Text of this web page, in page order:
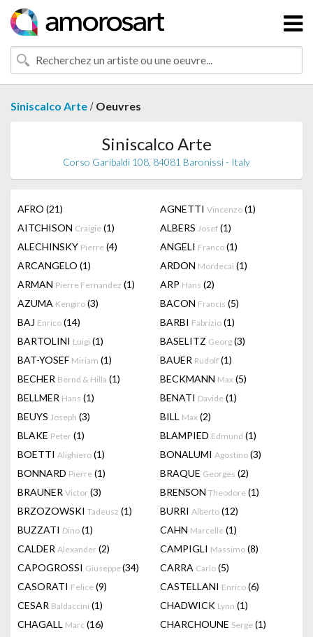
Siniscalco Arte / Oeuvres
Siniscalco Arte
Corso Garibaldi 108, 84081 Baronissi - Italy
AFRO (21) AGNETTI Vincenzo (1)
AITCHISON Craigie (1) ALBERS Josef (1)
ALECHINSKY Pierre (4) ANGELI Franco (1)
ARCANGELO (1) ARDON Mordecai (1)
ARMAN Pierre Fernandez (1) ARP Hans (2)
AZUMA Kengiro (3) BACON Francis (5)
BAJ Enrico (14) BARBI Fabrizio (1)
BARTOLINI Luigi (1) BASELITZ Georg (3)
BAT-YOSEF Miriam (1) BAUER Rudolf (1)
BECHER Bernd & Hilla (1) BECKMANN Max (5)
BELLMER Hans (1) BENATI Davide (1)
BEUYS Joseph (3) BILL Max (2)
BLAKE Peter (1) BLAMPIED Edmund (1)
BOETTI Alighiero (1) BONALUMI Agostino (3)
BONNARD Pierre (1) BRAQUE Georges (2)
BRAUNER Victor (3) BRENSON Theodore (1)
BRZOZOWSKI Tadeusz (1) BURRI Alberto (12)
BUZZATI Dino (1) CAHN Marcelle (1)
CALDER Alexander (2) CAMPIGLI Massimo (8)
CAPOGROSSI Giuseppe(34) CARRA Carlo (5)
CASORATI Felice (9) CASTELLANI Enrico (6)
CESAR Baldaccini (1) CHADWICK Lynn (1)
CHAGALL Marc (16) CHARCHOUNE Serge (1)